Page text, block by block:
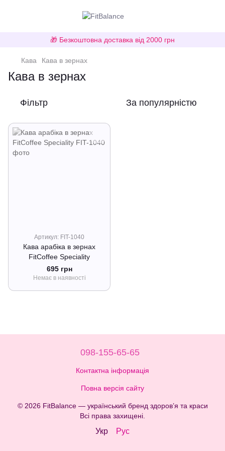
🎁 Безкоштовна доставка від 2000 грн
Кава Кава в зернах
Кава в зернах
Фільтр За популярністю
Артикул: FIT-1040
Кава арабіка в зернах
FitCoffee Speciality
695 грн
Немає в наявності
098-155-65-65
Контактна інформація
Повна версія сайту
© 2026 FitBalance — український бренд здоров’я та краси
Всі права захищені.
Укр Рус